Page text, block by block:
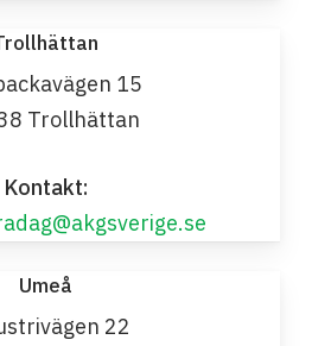
15
Trollhättan
Kontakt:
Umeå
22